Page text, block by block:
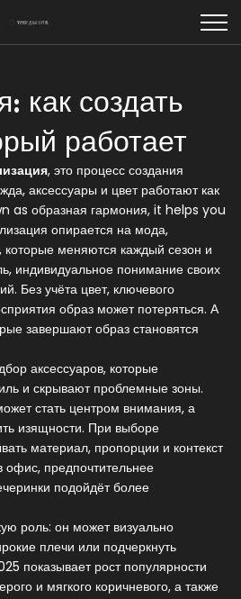
как создать
работает
, это процесс создания
аксессуары и цвет работают как
as образная гармония, it helps you
опирается на мода,
меняются каждый сезон и
, индивидуальное понимание своих
. Без учёта цвет, ключевого
образ может потеряться. А
завершают образ становятся
аксессуаров, которые
и скрывают проблемные зоны.
стать центром внимания, а
изящности. При выборе
материал, пропорции и контекст
предпочтительнее
подойдёт более
роль: он может визуально
плечи или подчеркнуть
показывает рост популярности
и мягкого коричневого, а также